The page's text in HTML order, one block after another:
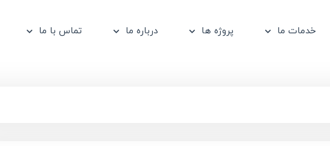
خدمات ما پروژه ها درباره ما تماس با ما